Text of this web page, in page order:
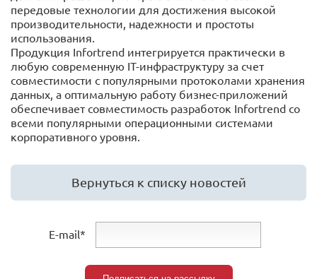
передовые технологии для достижения высокой
производительности, надежности и простоты
использования.
Продукция Infortrend интегрируется практически в
любую современную IT-инфраструктуру за счет
совместимости с популярными протоколами хранения
данных, а оптимальную работу бизнес-приложений
обеспечивает совместимость разработок Infortrend со
всеми популярными операционными системами
корпоративного уровня.
Вернуться к списку новостей
E-mail*